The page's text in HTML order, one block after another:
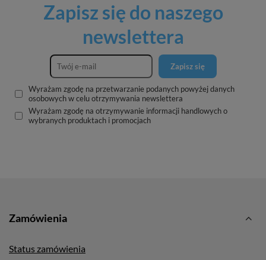
Zapisz się do naszego
newslettera
Zapisz się
Wyrażam zgodę na przetwarzanie podanych powyżej danych
osobowych w celu otrzymywania newslettera
Wyrażam zgodę na otrzymywanie informacji handlowych o
wybranych produktach i promocjach
Zamówienia
Status zamówienia